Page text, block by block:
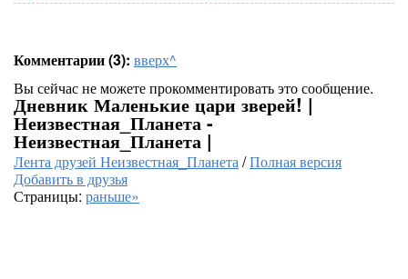
Комментарии (3): вверх^
Вы сейчас не можете прокомментировать это сообщение.
Дневник Маленькие цари зверей! |
Неизвестная_Планета -
Неизвестная_Планета |
Лента друзей Неизвестная_Планета/Полная версия
Добавить в друзья
Страницы: раньше»